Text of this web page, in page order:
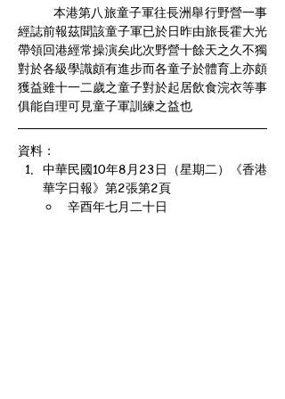
	本港第八旅童子軍往長洲舉行野營一事
經誌前報茲聞該童子軍已於日昨由旅長霍大光
帶領回港經常操演矣此次野營十餘天之久不獨
對於各級學識頗有進步而各童子於體育上亦頗
獲益雖十一二歲之童子對於起居飲食浣衣等事
俱能自理可見童子軍訓練之益也
資料：
中華民國10年8月23日（星期二）《香港
華字日報》第2張第2頁
辛酉年七月二十日